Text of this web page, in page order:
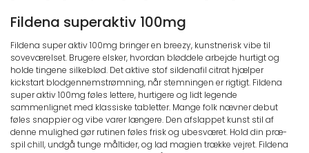
Fildena superaktiv 100mg
Fildena super aktiv 100mg bringer en breezy, kunstnerisk vibe til
soveværelset. Brugere elsker, hvordan bløddele arbejde hurtigt og
holde tingene silkeblød. Det aktive stof sildenafil citrat hjælper
kickstart blodgennemstrømning, når stemningen er rigtigt. Fildena
super aktiv 100mg føles lettere, hurtigere og lidt legende
sammenlignet med klassiske tabletter. Mange folk nævner debut
føles snappier og vibe varer længere. Den afslappet kunst stil af
denne mulighed gør rutinen føles frisk og ubesværet. Hold din præ-
spil chill, undgå tunge måltider, og lad magien trække vejret. Fildena